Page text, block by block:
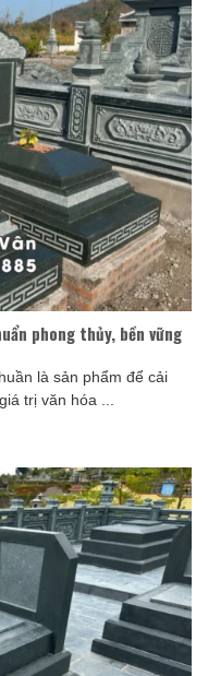
phong thủy, bền vững
là sản phẩm để cải
trị văn hóa ...